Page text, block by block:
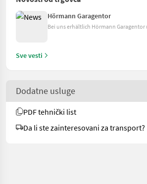
Hörmann Garagentor
Bei uns erhältlich Hörmann
Sve vesti
Dodatne usluge
PDF tehnički list
Da li ste zainteresovani za transport?